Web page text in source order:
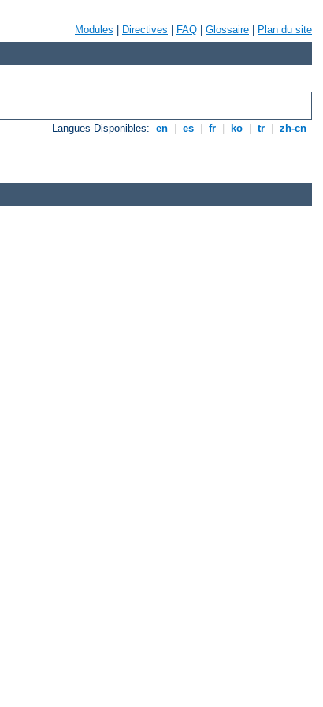
Modules Directives FAQ Glossaire Plan du site
Langues Disponibles: en es fr ko tr zh-cn